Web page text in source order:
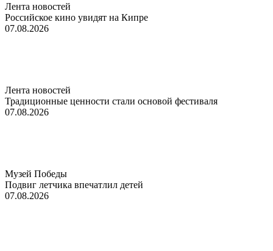
Лента новостей
Российское кино увидят на Кипре
07.08.2026
Лента новостей
Традиционные ценности стали основой фестиваля
07.08.2026
Музей Победы
Подвиг летчика впечатлил детей
07.08.2026